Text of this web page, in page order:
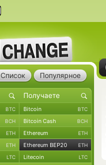
Список Популярное
BTC Bitcoin BTC
BCH Bitcoin Cash BCH
ETH Ethereum ETH
ETH Ethereum BEP20 ETH
LTC Litecoin LTC